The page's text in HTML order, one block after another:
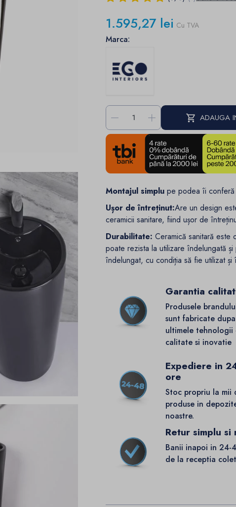
1.595,27 lei Cu TVA
Marca:
- + ADAUGA
Montajul simplu pe podea îi conferă
Ușor de întreținut:Are un design
ceramicii sanitare, fiind ușor de
Durabilitate: Ceramică sanitară este
poate rezista la utilizare îndelungată
îndelungat, cu condiția să fie utilizat și
Garantia
Produsele
sunt fabricate dupa
ultimele tehnologii
calitate si inovatie
Expediere in
ore
Stoc propriu la mii
produse in
noastre.
Retur simplu si
Banii inapoi in 24-
de la receptia